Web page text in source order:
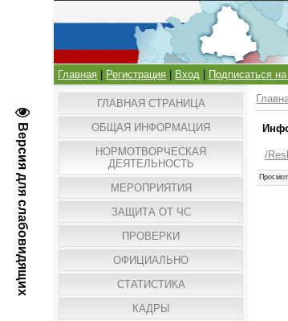
Версия для слабовидящих
Главная Регистрация Вход Подписаться
ГЛАВНАЯ СТРАНИЦА
ОБЩАЯ ИНФОРМАЦИЯ
НОРМОТВОРЧЕСКАЯ
ДЕЯТЕЛЬНОСТЬ
МЕРОПРИЯТИЯ
ЗАЩИТА ОТ ЧС
ПРОВЕРКИ
ОФИЦИАЛЬНО
СТАТИСТИКА
КАДРЫ
/